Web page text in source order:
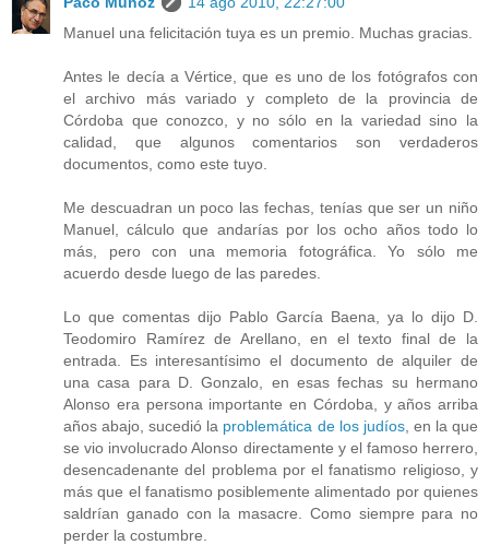
Manuel una felicitación tuya es un premio. Muchas gracias.
Antes le decía a Vértice, que es uno de los fotógrafos con
el archivo más variado y completo de la provincia de
Córdoba que conozco, y no sólo en la variedad sino la
calidad, que algunos comentarios son verdaderos
documentos, como este tuyo.
Me descuadran un poco las fechas, tenías que ser un niño
Manuel, cálculo que andarías por los ocho años todo lo
más, pero con una memoria fotográfica. Yo sólo me
acuerdo desde luego de las paredes.
Lo que comentas dijo Pablo García Baena, ya lo dijo D.
Teodomiro Ramírez de Arellano, en el texto final de la
entrada. Es interesantísimo el documento de alquiler de
una casa para D. Gonzalo, en esas fechas su hermano
Alonso era persona importante en Córdoba, y años arriba
años abajo, sucedió la problemática de los judíos, en la que
se vio involucrado Alonso directamente y el famoso herrero,
desencadenante del problema por el fanatismo religioso, y
más que el fanatismo posiblemente alimentado por quienes
saldrían ganado con la masacre. Como siempre para no
perder la costumbre.